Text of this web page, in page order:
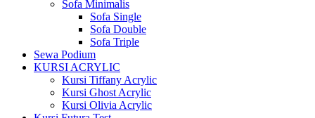
Sofa Minimalis
Sofa Single
Sofa Double
Sofa Triple
Sewa Podium
KURSI ACRYLIC
Kursi Tiffany Acrylic
Kursi Ghost Acrylic
Kursi Olivia Acrylic